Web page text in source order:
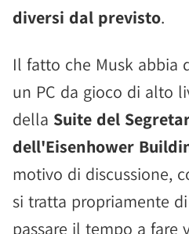
diversi dal previsto.
Il fatto che Musk abbia
un PC da gioco di alto
della Suite del
dell'Eisenhower
motivo di discussione,
si tratta propriamente
passare il tempo a fare